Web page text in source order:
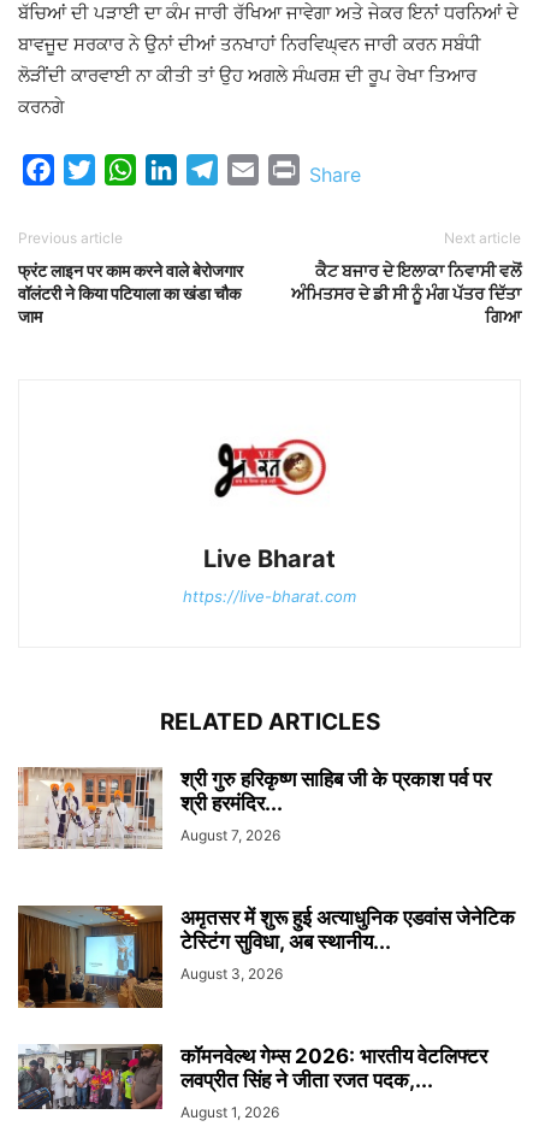
ਬੱਚਿਆਂ ਦੀ ਪੜਾਈ ਦਾ ਕੰਮ ਜਾਰੀ ਰੱਖਿਆ ਜਾਵੇਗਾ ਅਤੇ ਜੇਕਰ ਇਨਾਂ ਧਰਨਿਆਂ ਦੇ
ਬਾਵਜੂਦ ਸਰਕਾਰ ਨੇ ਉਨਾਂ ਦੀਆਂ ਤਨਖਾਹਾਂ ਨਿਰਵਿਘ੍ਵਨ ਜਾਰੀ ਕਰਨ ਸਬੰਧੀ
ਲੋੜੀਂਦੀ ਕਾਰਵਾਈ ਨਾ ਕੀਤੀ ਤਾਂ ਉਹ ਅਗਲੇ ਸੰਘਰਸ਼ ਦੀ ਰੂਪ ਰੇਖਾ ਤਿਆਰ
ਕਰਨਗੇ
FacebookTwitterWhatsAppLinkedInTelegram
Email Print
Share
Previous article
फ्रंट लाइन पर काम करने वाले बेरोजगार
वॉलंटरी ने किया पटियाला का खंडा चौक
जाम
Next article
ਕੈਟ ਬਜਾਰ ਦੇ ਇਲਾਕਾ ਨਿਵਾਸੀ ਵਲੋਂ
ਅੰਮਿਤਸਰ ਦੇ ਡੀ ਸੀ ਨੂੰ ਮੰਗ ਪੱਤਰ ਦਿੱਤਾ
ਗਿਆ
Live Bharat
https://live-bharat.com
RELATED ARTICLES
श्री गुरु हरिकृष्ण साहिब जी के प्रकाश पर्व पर
श्री हरमंदिर...
August 7, 2026
अमृतसर में शुरू हुई अत्याधुनिक एडवांस जेनेटिक
टेस्टिंग सुविधा, अब स्थानीय...
August 3, 2026
कॉमनवेल्थ गेम्स 2026: भारतीय वेटलिफ्टर
लवप्रीत सिंह ने जीता रजत पदक,...
August 1, 2026